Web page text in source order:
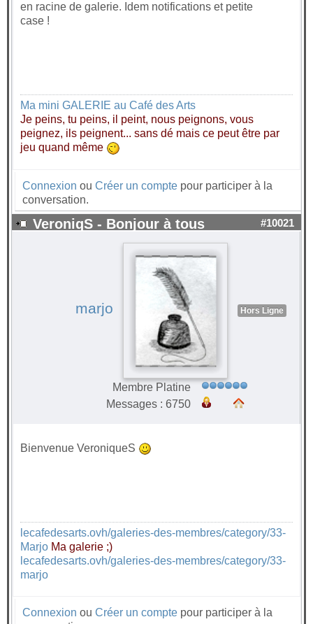
en racine de galerie. Idem notifications et petite
case !
Ma mini GALERIE au Café des Arts
Je peins, tu peins, il peint, nous peignons, vous
peignez, ils peignent... sans dé mais ce peut être par
jeu quand même
Connexion ou Créer un compte pour participer à la
conversation.
VeroniqS - Bonjour à tous #10021
marjo Hors Ligne
Membre Platine
Messages : 6750
Bienvenue VeroniqueS
lecafedesarts.ovh/galeries-des-membres/category/33-
Marjo Ma galerie ;)
lecafedesarts.ovh/galeries-des-membres/category/33-
marjo
Connexion ou Créer un compte pour participer à la